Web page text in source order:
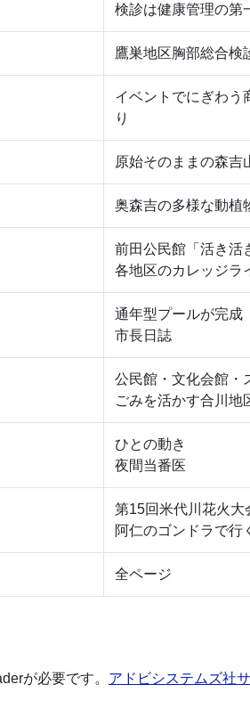
検診は健康管理の第
鷹巣地区胸部総合検
イベントでにぎわう
り
原始そのままの森吉
奥森吉の多様な動植
前田公民館「活き活
各地区のカレッジラ
通年型プールが完成
市長日誌
公民館・文化会館・
ごみを活かす合川地
ひとの動き
夜間当番医
第15回米代川花火大
阿仁のゴンドラで行
全ページ
が必要です。 アドビシステムズ社